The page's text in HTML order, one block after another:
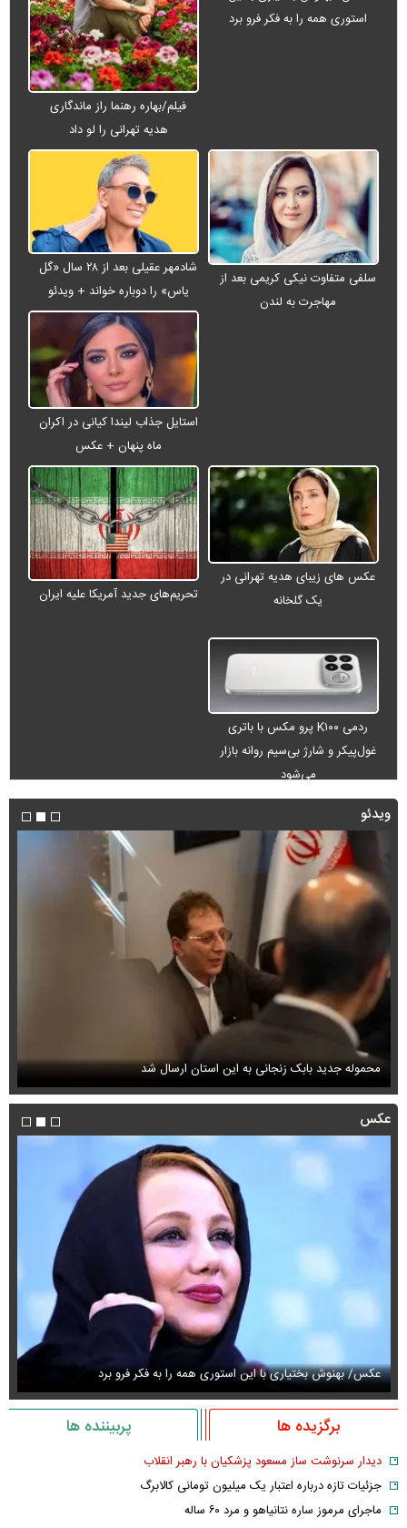
استوری همه را به فکر فرو برد
فیلم/بهاره رهنما راز ماندگاری
هدیه تهرانی را لو داد
سلفی متفاوت نیکی کریمی بعد از
مهاجرت به لندن
شادمهر عقیلی بعد از ۲۸ سال «گل
یاس» را دوباره خواند + ویدئو
استایل جذاب لیندا کیانی در اکران
ماه پنهان + عکس
عکس های زیبای هدیه تهرانی در
یک گلخانه
تحریم‌های جدید آمریکا علیه ایران
ردمی K۱۰۰ پرو مکس با باتری
غول‌پیکر و شارژ بی‌سیم روانه بازار
می‌شود
ویدئو
محموله جدید بابک زنجانی به این استان ارسال شد
عکس
عکس/ بهنوش بختیاری با این استوری همه را به فکر فرو برد
برگزیده ها پربیننده ها
دیدار سرنوشت ساز مسعود پزشکیان با رهبر انقلاب
جزئیات تازه درباره اعتبار یک میلیون تومانی کالابرگ
ماجرای مرموز ساره نتانیاهو و مرد ۶۰ ساله